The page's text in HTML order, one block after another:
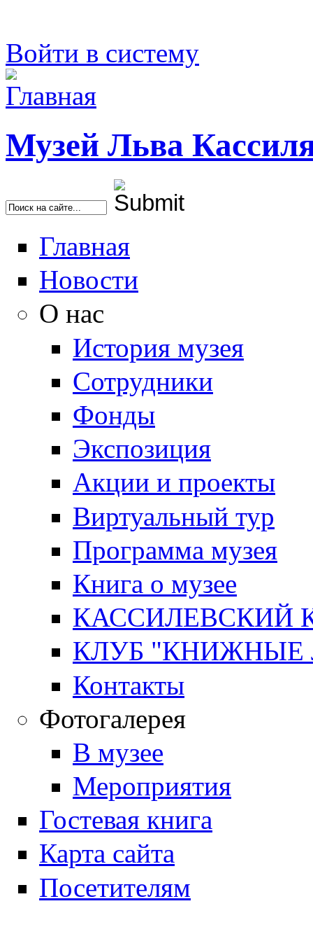
Войти в систему
Музей Льва
Главная
Новости
О нас
История музея
Сотрудники
Фонды
Экспозиция
Акции и проекты
Виртуальный тур
Программа музея
Книга о музее
КАССИЛЕВСКИЙ
КЛУБ
Контакты
Фотогалерея
В музее
Мероприятия
Гостевая книга
Карта сайта
Посетителям